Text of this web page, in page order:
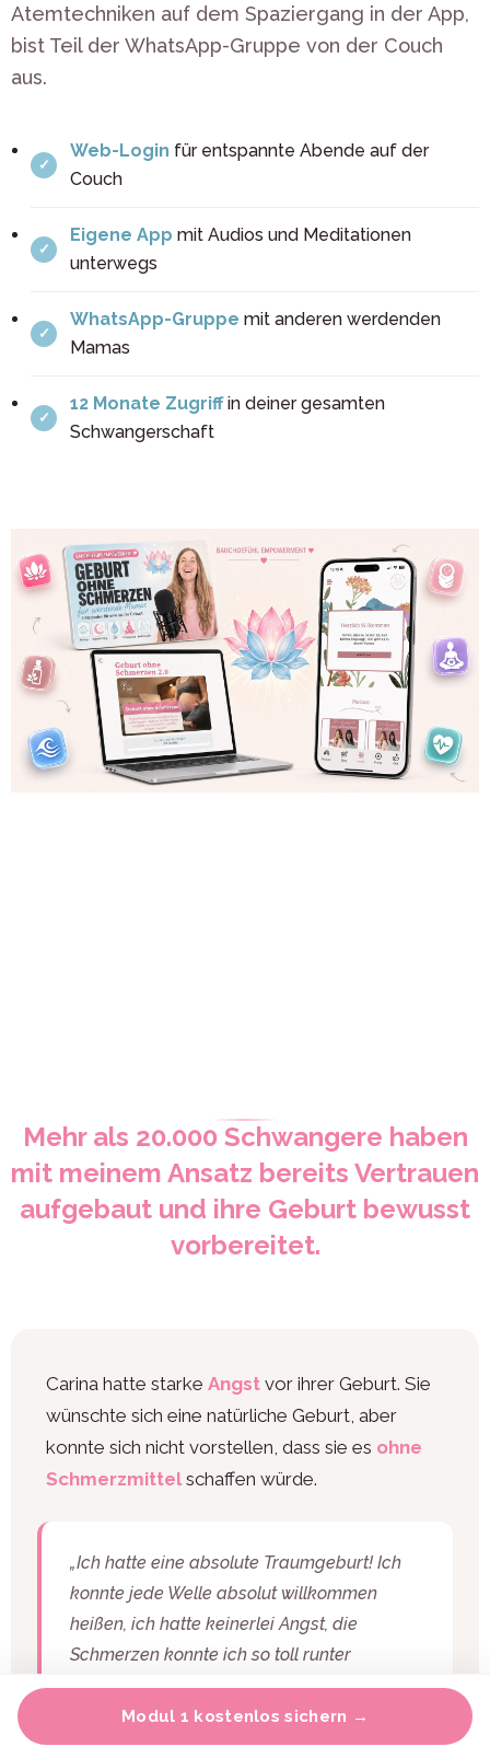
Atemtechniken auf dem Spaziergang in der App,
bist Teil der WhatsApp-Gruppe von der Couch
aus.
Web-Login für entspannte Abende auf der
Couch
Eigene App mit Audios und Meditationen
unterwegs
WhatsApp-Gruppe mit anderen werdenden
Mamas
12 Monate Zugriffin deiner gesamten
Schwangerschaft
Mehr als 20.000 Schwangere haben
mit meinem Ansatz bereits Vertrauen
aufgebaut und ihre Geburt bewusst
vorbereitet.
Carina hatte starke Angst vor ihrer Geburt. Sie
wünschte sich eine natürliche Geburt, aber
konnte sich nicht vorstellen, dass sie es ohne
Schmerzmittelschaffen würde.
„Ich hatte eine absolute Traumgeburt! Ich
konnte jede Welle absolut willkommen
heißen, ich hatte keinerlei Angst, die
Schmerzen konnte ich so toll runter
regulieren und sie als Reize wahrnehmen.
Es gab insgesamt nur 4 Wehen, die für mich
nicht zu veratmen waren – und das waren
Modul 1 kostenlos sichern →